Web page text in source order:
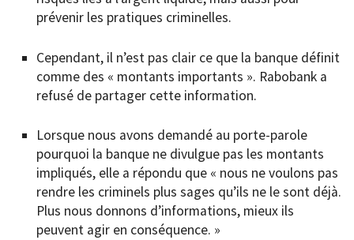
prévenir les pratiques criminelles.
Cependant, il n’est pas clair ce que la banque définit
comme des « montants importants ». Rabobank a
refusé de partager cette information.
Lorsque nous avons demandé au porte-parole
pourquoi la banque ne divulgue pas les montants
impliqués, elle a répondu que « nous ne voulons pas
rendre les criminels plus sages qu’ils ne le sont déjà.
Plus nous donnons d’informations, mieux ils
peuvent agir en conséquence. »